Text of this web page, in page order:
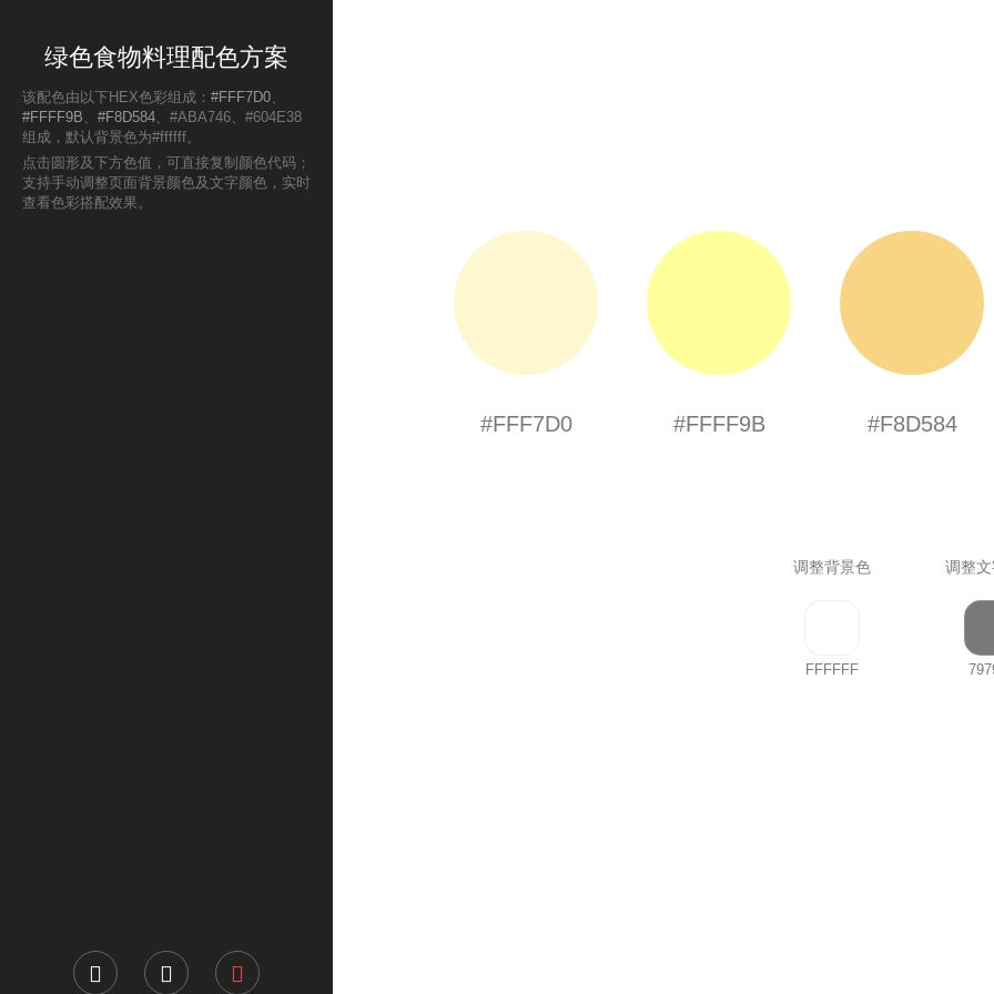
绿色食物料理配色方案
该配色由以下HEX色彩组成： #FFF7D0、
#FFFF9B 、 #F8D584、#ABA746、#604E38
组成，默认背景色为#ffffff。
点击圆形及下方色值，可直接复制颜色代码；
支持手动调整页面背景颜色及文字颜色，实时
查看色彩搭配效果。
#FFF7D0 #FFFF9B #F8D584
调整背景色 调整